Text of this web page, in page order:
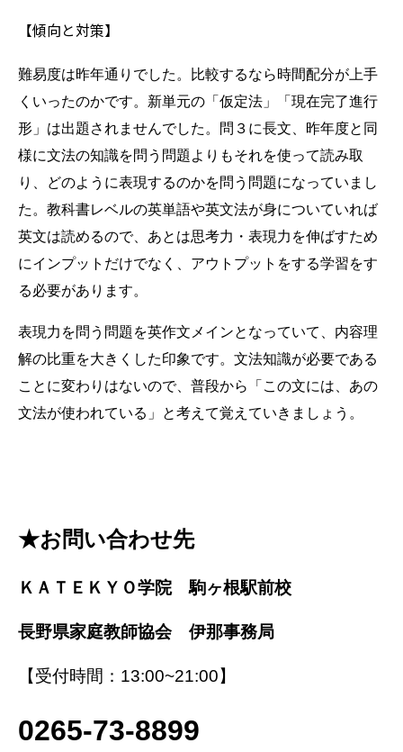
【傾向と対策】
難易度は昨年通りでした。比較するなら時間配分が上手
くいったのかです。新単元の「仮定法」「現在完了進行
形」は出題されませんでした。問３に長文、昨年度と同
様に文法の知識を問う問題よりもそれを使って読み取
り、どのように表現するのかを問う問題になっていまし
た。教科書レベルの英単語や英文法が身についていれば
英文は読めるので、あとは思考力・表現力を伸ばすため
にインプットだけでなく、アウトプットをする学習をす
る必要があります。
表現力を問う問題を英作文メインとなっていて、内容理
解の比重を大きくした印象です。文法知識が必要である
ことに変わりはないので、普段から「この文には、あの
文法が使われている」と考えて覚えていきましょう。
★お問い合わせ先
ＫＡＴＥＫＹＯ学院 駒ヶ根駅前校
長野県家庭教師協会 伊那事務局
【受付時間：13:00~21:00】
0265-73-8899